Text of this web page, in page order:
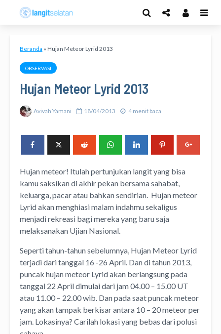
Beranda » Hujan Meteor Lyrid 2013
OBSERVASI
Hujan Meteor Lyrid 2013
Avivah Yamani 18/04/2013 4 menit baca
Hujan meteor! Itulah pertunjukan langit yang bisa
kamu saksikan di akhir pekan bersama sahabat,
keluarga, pacar atau bahkan sendirian. Hujan meteor
Lyrid akan menghiasi malam indahmu sekaligus
menjadi rekreasi bagi mereka yang baru saja
melaksanakan Ujian Nasional.
Seperti tahun-tahun sebelumnya, Hujan Meteor Lyrid
terjadi dari tanggal 16 -26 April. Dan di tahun 2013,
puncak hujan meteor Lyrid akan berlangsung pada
tanggal 22 April dimulai dari jam 04.00 – 15.00 UT
atau 11.00 – 22.00 wib. Dan pada saat puncak meteor
yang akan tampak berkisar antara 10 – 20 meteor per
jam. Lokasinya? Carilah lokasi yang bebas dari polusi